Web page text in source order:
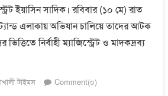
ইয়াসিন সাদিক। রবিবার (১০ মে) রাত
এলাকায় অভিযান চালিয়ে তাদের আটক
নির্বাহী ম্যাজিস্ট্রেট ও মাদকদ্রব্য
টাইমস Comment(০)